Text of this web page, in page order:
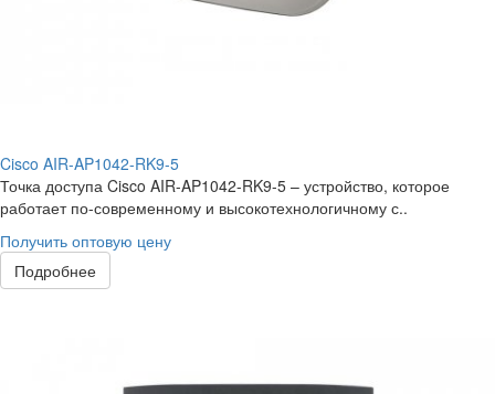
Cisco AIR-AP1042-RK9-5
Точка доступа Cisco AIR-AP1042-RK9-5 – устройство, которое
работает по-современному и высокотехнологичному с..
Получить оптовую цену
Подробнее